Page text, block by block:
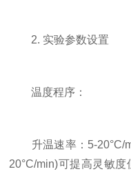
2. 实验参数设置
温度程序：
升温速率：5-20°C/
20°C/min)可提高灵敏